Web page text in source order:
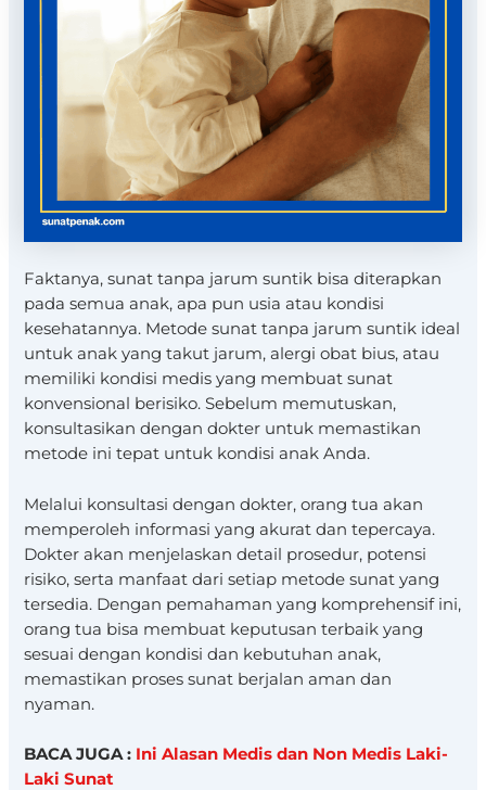
Faktanya, sunat tanpa jarum suntik bisa diterapkan
pada semua anak, apa pun usia atau kondisi
kesehatannya. Metode sunat tanpa jarum suntik ideal
untuk anak yang takut jarum, alergi obat bius, atau
memiliki kondisi medis yang membuat sunat
konvensional berisiko. Sebelum memutuskan,
konsultasikan dengan dokter untuk memastikan
metode ini tepat untuk kondisi anak Anda.
Melalui konsultasi dengan dokter, orang tua akan
memperoleh informasi yang akurat dan tepercaya.
Dokter akan menjelaskan detail prosedur, potensi
risiko, serta manfaat dari setiap metode sunat yang
tersedia. Dengan pemahaman yang komprehensif ini,
orang tua bisa membuat keputusan terbaik yang
sesuai dengan kondisi dan kebutuhan anak,
memastikan proses sunat berjalan aman dan
nyaman.
BACA JUGA : Ini Alasan Medis dan Non Medis Laki-
Laki Sunat